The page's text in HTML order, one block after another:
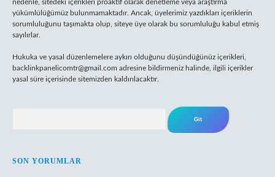
nedenle, sitedeki içerikleri proaktif olarak denetleme veya araştırma
yükümlülüğümüz bulunmamaktadır. Ancak, üyelerimiz yazdıkları içeriklerin
sorumluluğunu taşımakta olup, siteye üye olarak bu sorumluluğu kabul etmiş
sayılırlar.
Hukuka ve yasal düzenlemelere aykırı olduğunu düşündüğünüz içerikleri,
backlinkpanelicomtr@gmail.com adresine bildirmeniz halinde, ilgili içerikler
yasal süre içerisinde sitemizden kaldırılacaktır.
SON YORUMLAR